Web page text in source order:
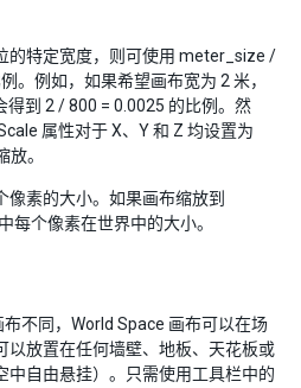
的特定宽度，则可使用 meter_size /
。例如，如果希望画布宽为 2 米，
到 2 / 800 = 0.0025 的比例。然
属性对于 X、Y 和 Z 均设置为
。
素的大小。如果画布缩放到
每个像素在世界中的大小。
不同，World Space 画布可以在场
以放置在任何墙壁、地板、天花板或
中自由悬挂）。只需使用工具栏中的